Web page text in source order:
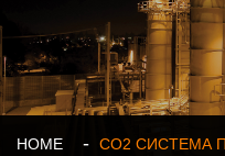
HOME CO2 СИСТЕМА